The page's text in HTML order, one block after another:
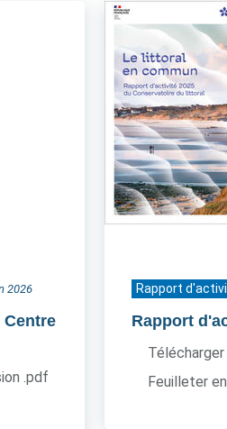
2026
.pdf
Rapport
Rapport
Feuilleter